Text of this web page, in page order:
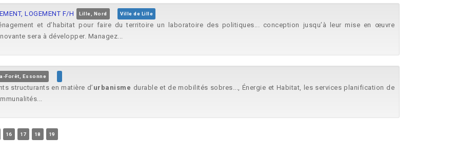
LOGEMENT F/H Lille, Nord Ville de Lille
et d’habitat pour faire du territoire un laboratoire des politiques... conception jusqu’à leur mise en œuvre
sera à développer. Managez...
Forêt, Essonne
structurants en matière d’ urbanisme durable et de mobilités sobres..., Énergie et Habitat, les services planification de
16 17 18 19